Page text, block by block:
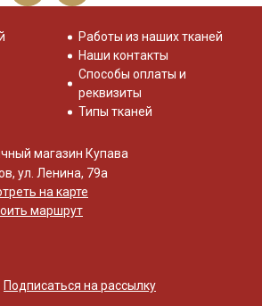
Работы из наших тканей
Наши контакты
Способы оплаты и
реквизиты
Типы тканей
магазин Купава
ул. Ленина, 79а
на карте
маршрут
Подписаться на рассылку